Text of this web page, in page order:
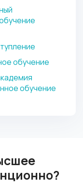
обучение
обучение